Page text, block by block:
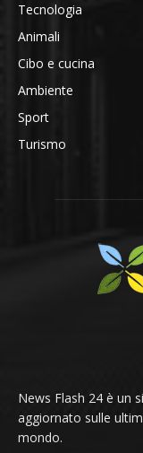
Tecnologia
Animali
Cibo e cucina
Ambiente
Sport
Turismo
News Flash 24 è un
aggiornato sulle
mondo.